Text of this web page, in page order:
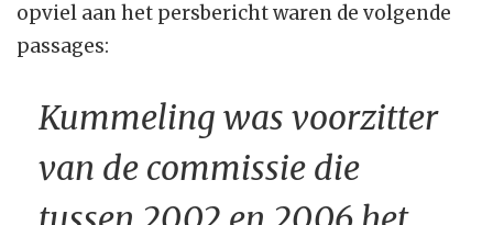
opviel aan het persbericht waren de volgende
passages:
Kummeling was voorzitter
van de commissie die